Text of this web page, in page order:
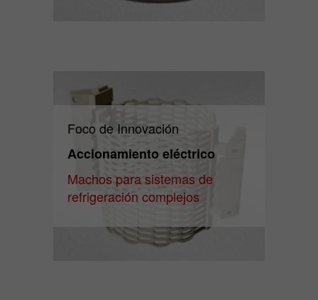
Foco de Innovación
Accionamiento eléctrico
Machos para sistemas de
refrigeración complejos